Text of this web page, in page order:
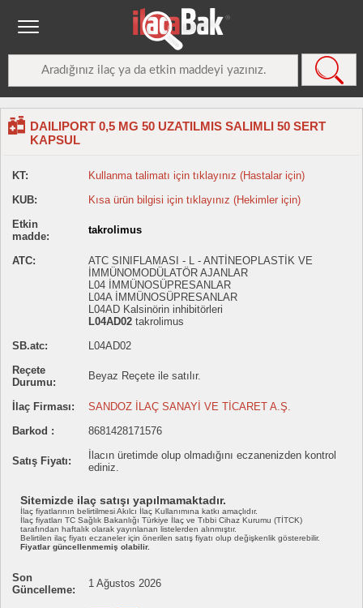
DAILIPORT 0,5 MG 50 UZATILMIS SALIMLI 50 SERT
KAPSUL
KT:
Kullanma talimatı için tıklayınız (Hastalar için)
KUB:
Kısa ürün bilgisi için tıklayınız (Hekimler için)
Etkin
madde:
takrolimus
ATC:
ATC SINIFLAMASI - L - ANTİNEOPLASTİK VE
İMMÜNOMODÜLATÖR AJANLAR
L04 İMMÜNOSÜPRESANLAR
L04A İMMÜNOSÜPRESANLAR
L04AD Kalsinörin inhibitörleri
L04AD02 takrolimus
SB.atc:
L04AD02
Reçete
Durumu:
Beyaz Reçete ile satılır.
İlaç Firması:
SANDOZ İLAÇ SANAYİ VE TİCARET A.Ş.
Barkod :
8681428171576
Satış Fiyatı:
İlacın üretimde olup olmadığını eczanenizden kontrol
ediniz.
Sitemizde ilaç satışı yapılmamaktadır.
İlaç fiyatlarının belirtilmesi Akılcı İlaç Kullanımına katkı amaçlıdır.
İlaç fiyatları TC Sağlık Bakanlığı Türkiye İlaç ve Tıbbi Cihaz Kurumu (TİTCK)
tarafından haftalık olarak yayınlanan listelerden alınmıştır.
Belirtilen ilaç fiyatı eczaneler için önerilen satış fiyatı olup değişkenlik gösterebilir.
Fiyatlar güncellenmemiş olabilir.
Son
Güncelleme:
1 Ağustos 2026